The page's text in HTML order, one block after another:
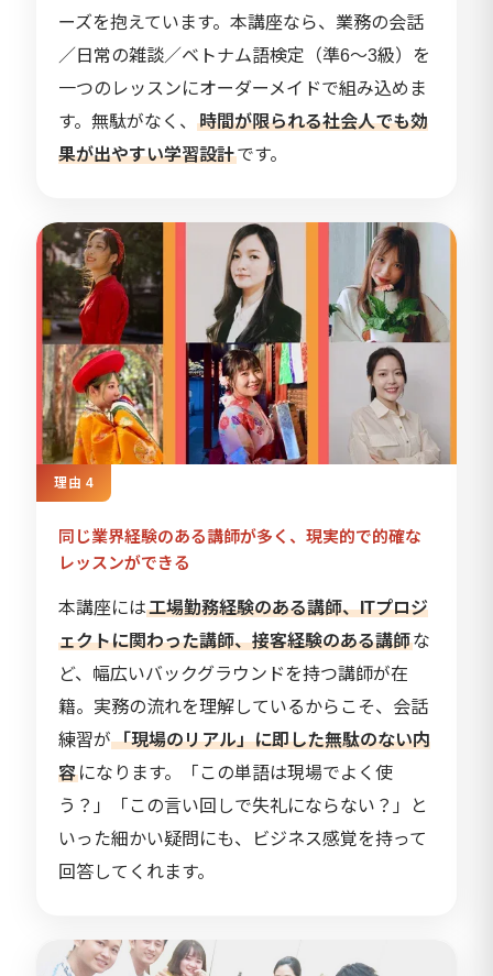
ーズを抱えています。本講座なら、業務の会話
／日常の雑談／ベトナム語検定（準6〜3級）を
一つのレッスンにオーダーメイドで組み込めま
す。無駄がなく、
時間が限られる社会人でも効
果が出やすい学習設計です。
理由 4
同じ業界経験のある講師が多く、現実的で的確な
レッスンができる
本講座には工場勤務経験のある講師、ITプロジ
ェクトに関わった講師、接客経験のある講師な
ど、幅広いバックグラウンドを持つ講師が在
籍。実務の流れを理解しているからこそ、会話
練習が「現場のリアル」に即した無駄のない内
容 になります。「この単語は現場でよく使
う？」「この言い回しで失礼にならない？」と
いった細かい疑問にも、ビジネス感覚を持って
回答してくれます。